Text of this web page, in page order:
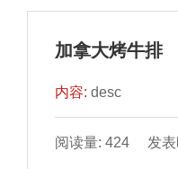
加拿大烤牛排
内容:desc
阅读量: 424 发表